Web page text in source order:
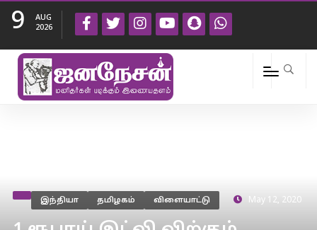
9
AUG
2026
இந்தியா தமிழகம் விளையாட்டு May 12, 2020